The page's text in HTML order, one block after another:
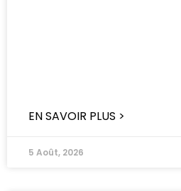
EN SAVOIR PLUS >
5 Août, 2026